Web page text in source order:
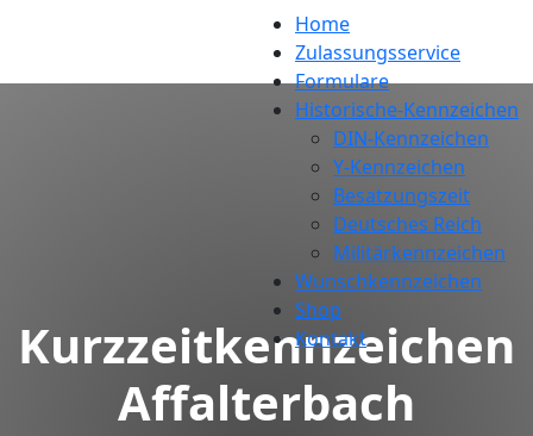
Home
Zulassungsservice
Formulare
Historische-Kennzeichen
DIN-Kennzeichen
Y-Kennzeichen
Besatzungszeit
Deutsches Reich
Militärkennzeichen
Wunschkennzeichen
Shop
Kontakt
Kurzzeitkennzeichen
Affalterbach